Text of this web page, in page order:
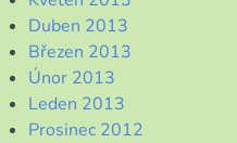
Duben 2013
Březen 2013
Únor 2013
Leden 2013
Prosinec 2012